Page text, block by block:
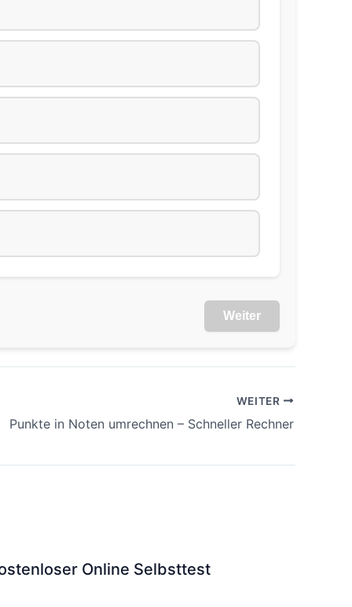
Weiter
WEITER
Punkte in Noten umrechnen – Schneller Rechner
Online Selbsttest